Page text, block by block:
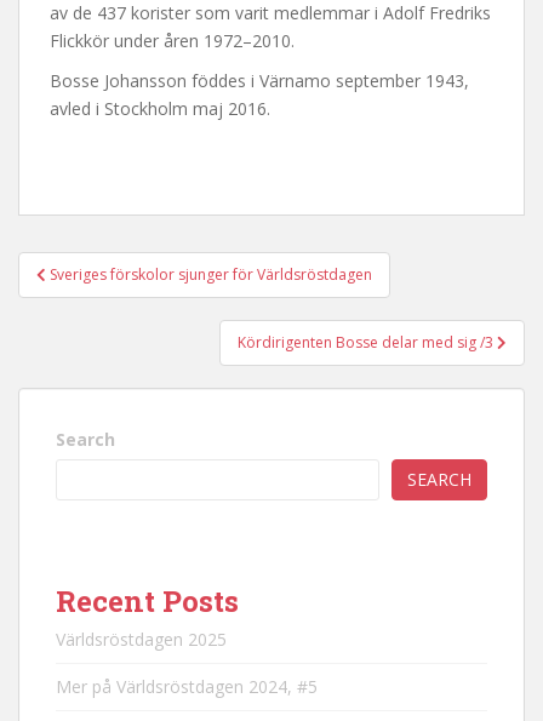
av de 437 korister som varit medlemmar i Adolf Fredriks
Flickkör under åren 1972–2010.
Bosse Johansson föddes i Värnamo september 1943,
avled i Stockholm maj 2016.
Post
navigation
Sveriges förskolor sjunger för Världsröstdagen
Kördirigenten Bosse delar med sig /3
Search
SEARCH
Recent Posts
Världsröstdagen 2025
Mer på Världsröstdagen 2024, #5